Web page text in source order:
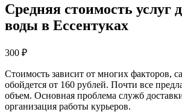
Средняя стоимость услуг
воды в Ессентуках
300 ₽
Стоимость зависит от многих факторов,
обойдется от 160 рублей. Почти все
объем. Основная проблема служб
организация работы курьеров.